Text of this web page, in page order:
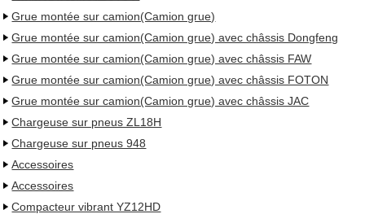
Grue montée sur camion(Camion grue)
Grue montée sur camion(Camion grue) avec châssis Dongfeng
Grue montée sur camion(Camion grue) avec châssis FAW
Grue montée sur camion(Camion grue) avec châssis FOTON
Grue montée sur camion(Camion grue) avec châssis JAC
Chargeuse sur pneus ZL18H
Chargeuse sur pneus 948
Accessoires
Accessoires
Compacteur vibrant YZ12HD